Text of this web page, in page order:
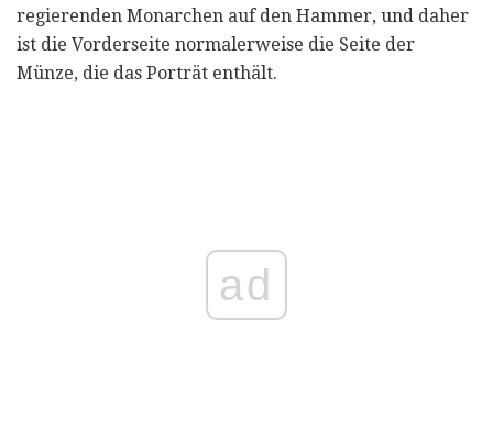
regierenden Monarchen auf den Hammer, und daher
ist die Vorderseite normalerweise die Seite der
Münze, die das Porträt enthält.
ad